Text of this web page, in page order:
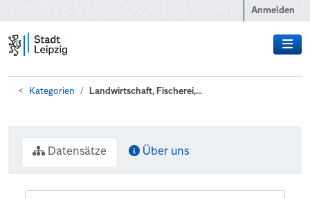
Anmelden
Kategorien Landwirtschaft, Fischerei,...
Datensätze Über uns